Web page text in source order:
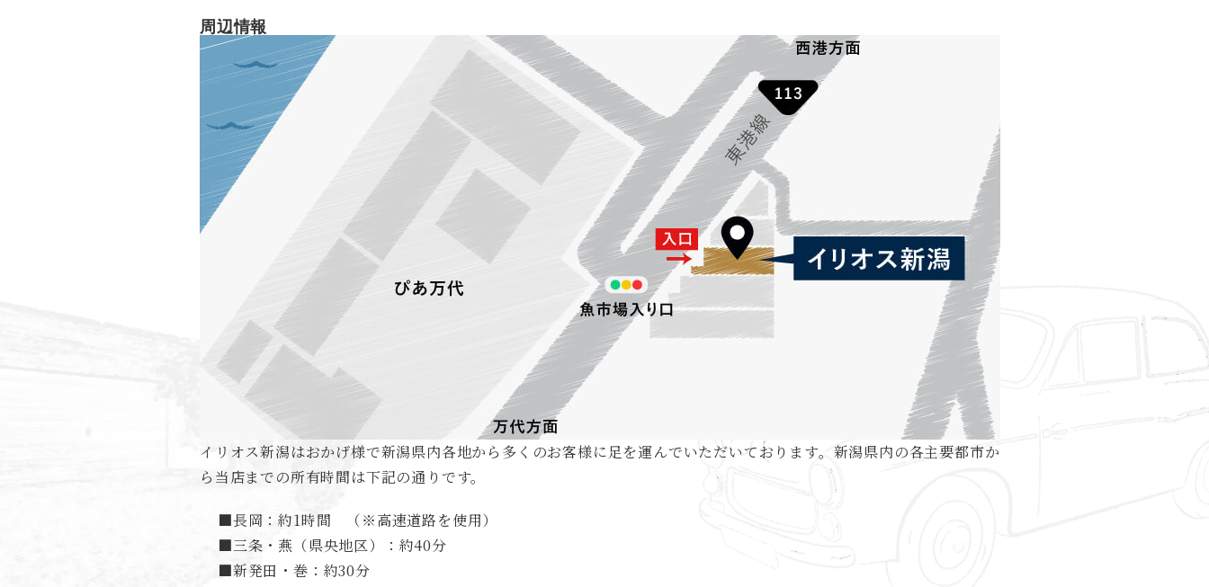
周辺情報
イリオス新潟はおかげ様で新潟県内各地から多くのお客様に足を運んでいただいております。​新潟県内の各主要都市か
ら当店までの所有時間は下記の通りです。
■長岡：約1時間 （※高速道路を使用）
■三条・燕（県央地区）：約40分
■新発田・巻：約30分